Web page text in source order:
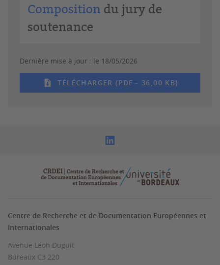
Composition du jury de
soutenance
Dernière mise à jour : le 18/05/2026
TÉLÉCHARGER (PDF - 36,00 KB)
Centre de Recherche et de Documentation Européennes et
Internationales
Avenue Léon Duguit
Bureaux C3 220